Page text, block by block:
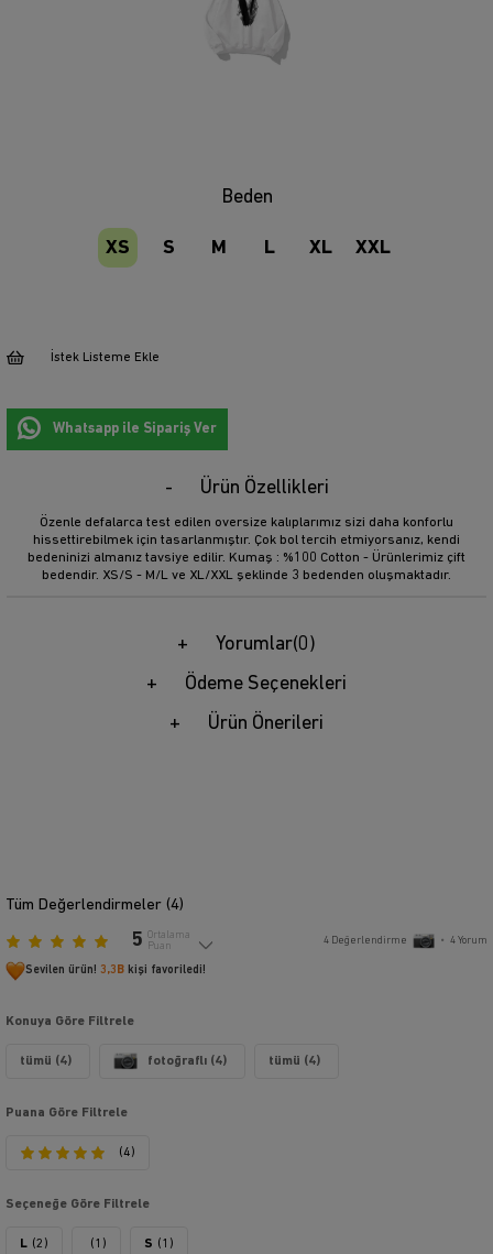
Beden
XS S M L XL XXL
İstek Listeme Ekle
Whatsapp ile Sipariş Ver
Ürün Özellikleri
Özenle defalarca test edilen oversize kalıplarımız sizi daha konforlu
hissettirebilmek için tasarlanmıştır. Çok bol tercih etmiyorsanız, kendi
bedeninizi almanız tavsiye edilir. Kumaş : %100 Cotton - Ürünlerimiz çift
bedendir. XS/S - M/L ve XL/XXL şeklinde 3 bedenden oluşmaktadır.
Yorumlar(0)
Ödeme Seçenekleri
Ürün Önerileri
Tüm Değerlendirmeler (4)
5
Ortalama
Puan
4 Değerlendirme • 4Yorum
Sevilen ürün! 3,3B kişi favoriledi!
Konuya Göre Filtrele
tümü (4) fotoğraflı (4) tümü (4)
Puana Göre Filtrele
(4)
Seçeneğe Göre Filtrele
L (2) (1) S (1)